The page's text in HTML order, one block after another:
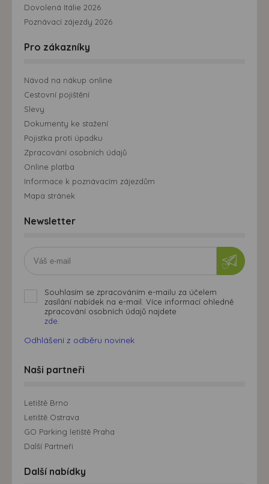
Dovolená Itálie 2026
Poznávací zájezdy 2026
Pro zákazníky
Návod na nákup online
Cestovní pojištění
Slevy
Dokumenty ke stažení
Pojistka proti úpadku
Zpracování osobních údajů
Online platba
Informace k poznávacím zájezdům
Mapa stránek
Newsletter
Souhlasím se zpracováním e-mailu za účelem
zasílání nabídek na e-mail. Více informací ohledně
zpracování osobních údajů najdete
zde.
Odhlášení z odběru novinek
Naši partneři
Letiště Brno
Letiště Ostrava
GO Parking letiště Praha
Další Partneři
Další nabídky